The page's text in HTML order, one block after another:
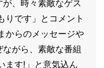
が、時々素敵なゲス
りです」とコメント
からのメッセージや
がら、素敵な番組
ます!」と意気込ん